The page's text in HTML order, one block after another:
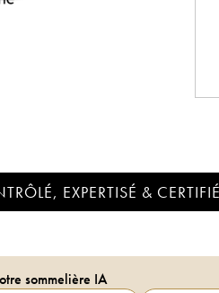
EXPERTISÉ &
sommelière IA